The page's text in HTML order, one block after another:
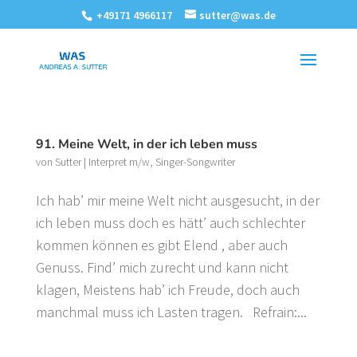
+49171 4966117 sutter@was.de
91. Meine Welt, in der ich leben muss
von Sutter| Interpret m/w, Singer-Songwriter
Ich hab’ mir meine Welt nicht ausgesucht, in der
ich leben muss doch es hätt’ auch schlechter
kommen können es gibt Elend , aber auch
Genuss. Find’ mich zurecht und kann nicht
klagen, Meistens hab’ ich Freude, doch auch
manchmal muss ich Lasten tragen. Refrain:...